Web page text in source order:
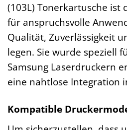
(103L) Tonerkartusche ist
für anspruchsvolle
Qualität, Zuverlässigkeit
legen. Sie wurde speziell
Samsung Laserdruckern
eine nahtlose Integration
Kompatible